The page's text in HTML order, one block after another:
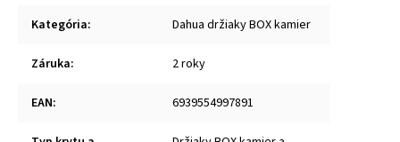
Kategória: Dahua držiaky BOX kamier
Záruka: 2 roky
EAN: 6939554997891